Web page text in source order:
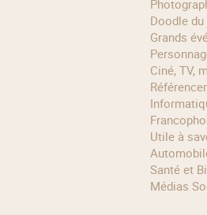
Doodle
Grands
Ciné, TV,
Utile à
Santé et
Médias